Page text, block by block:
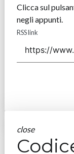
Clicca sul
negli appunti.
RSS link
close